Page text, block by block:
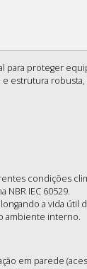
para proteger
estrutura
condições
IEC 60529.
a vida útil
ambiente interno.
em parede